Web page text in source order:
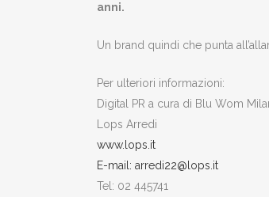
anni.
Un brand quindi che punta
Per ulteriori informazioni:
Digital PR a cura di Blu Wom
Lops Arredi
www.lops.it
E-mail: arredi22@lops.it
Tel: 02 445741